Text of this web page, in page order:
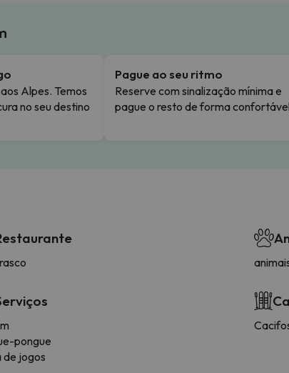
Alpes. Temos
no seu destino
Pague ao seu ritmo
Reserve com sinalização mínima e
pague o resto de forma
pongue
de jogos